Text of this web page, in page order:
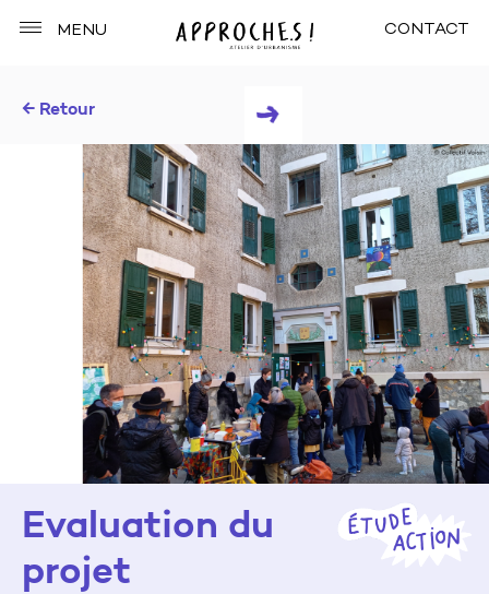
MENU CONTACT
← Retour
Evaluation du
projet